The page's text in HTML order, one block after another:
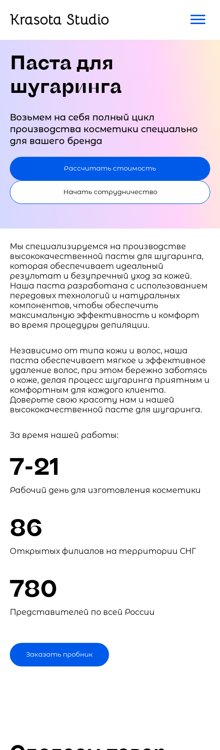
Krasota Studio
Паста для
шугаринга
Возьмем на себя полный цикл
производства косметики специально
для вашего бренда
Рассчитать стоимость
Начать сотрудничество
Мы специализируемся на производстве
высококачественной пасты для шугаринга,
которая обеспечивает идеальный
результат и безупречный уход за кожей.
Наша паста разработана с использованием
передовых технологий и натуральных
компонентов, чтобы обеспечить
максимальную эффективность и комфорт
во время процедуры депиляции.
Независимо от типа кожи и волос, наша
паста обеспечивает мягкое и эффективное
удаление волос, при этом бережно заботясь
о коже, делая процесс шугаринга приятным и
комфортным для каждого клиента.
Доверьте свою красоту нам и нашей
высококачественной пасте для шугаринга.
За время нашей работы:
7-21
Рабочий день для изготовления косметики
86
Открытых филиалов на территории СНГ
780
Представителей по всей России
Заказать пробник